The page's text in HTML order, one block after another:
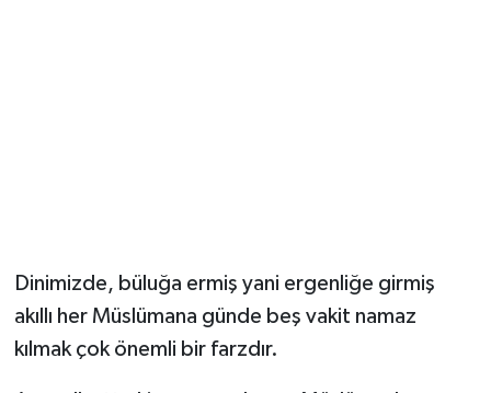
Dinimizde, büluğa ermiş yani ergenliğe girmiş
akıllı her Müslümana günde beş vakit namaz
kılmak çok önemli bir farzdır.